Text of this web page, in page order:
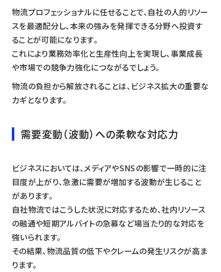
物流プロフェッショナルに任せることで、自社の人的リソー
スを最適配分し、本来の強みを発揮できる分野へ投資す
ることが可能になります。
これにより業務効率化と生産性向上を実現し、事業成長
や市場での競争力強化につながるでしょう。
物流の負担から解放されることは、ビジネス拡大の重要な
カギとなります。
需要変動（波動）への柔軟な対応力
ビジネスにおいては、メディアやSNSの影響で一時的に注
目度が上がり、急激に需要が増加する波動が生じること
があります。
自社物流ではこうした状況に対応するため、社内リソース
の融通や短期アルバイトの急募など場当たり的な対応を
強いられます。
その結果、物流品質の低下やクレームの発生リスクが高ま
ります。